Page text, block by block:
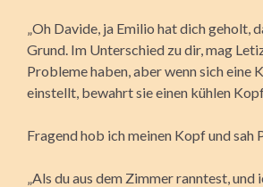
„Oh Davide, ja Emilio hat dich geholt,
Grund. Im Unterschied zu dir, mag
Probleme haben, aber wenn sich eine
einstellt, bewahrt sie einen kühlen
Fragend hob ich meinen Kopf und sah
„Als du aus dem Zimmer ranntest,